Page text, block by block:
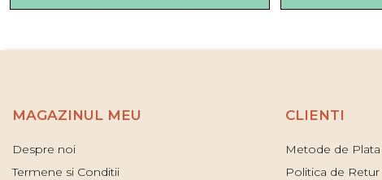
MAGAZINUL MEU
Despre noi
Termene si Conditii
CLIENTI
Metode de Plata
Politica de Retur